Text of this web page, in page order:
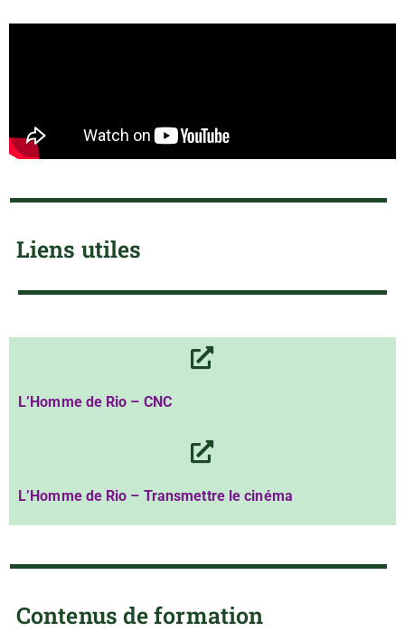
Liens utiles
L’Homme de Rio – CNC
L’Homme de Rio – Transmettre le cinéma
Contenus de formation